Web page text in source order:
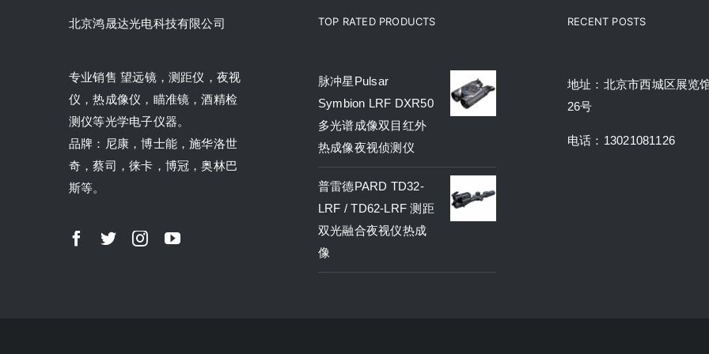
北京鸿晟达光电科技有限公司
专业销售 望远镜，测距仪，夜视
仪，热成像仪，瞄准镜，酒精检
测仪等光学电子仪器。
品牌：尼康，博士能，施华洛世
奇，蔡司，徕卡，博冠，奥林巴
斯等。
TOP RATED PRODUCTS
脉冲星Pulsar
Symbion LRF DXR50
多光谱成像双目红外
热成像夜视侦测仪
普雷德PARD TD32-
LRF / TD62-LRF 测距
双光融合夜视仪热成
像
RECENT POSTS
地址：北京市西城区展览
26号
电话：13021081126